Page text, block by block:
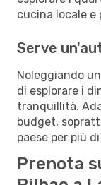
cucina locale e
Serve
Noleggiando
di esplorare i
tranquillità.
budget,
paese per più
Prenota